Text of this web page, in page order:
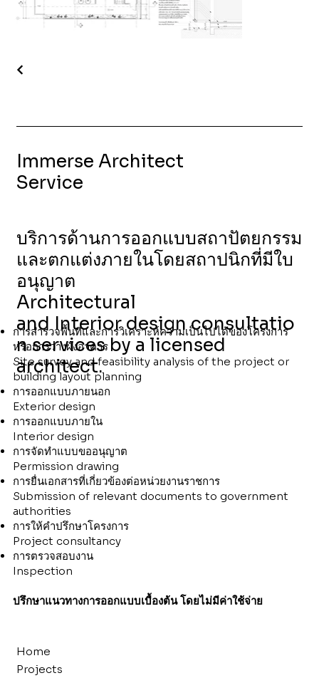
Immerse Architect
Service
บริการด้านการออกแบบสถาปัตยกรรม
และตกแต่งภายในโดยสถาปนิกที่มีใบ
อนุญาต
Architectural
and Interior design consultatio
n services by a licensed
architect.
การสำรวจพื้นที่และการวิเคราะห์ความเป็นไปได้ของโครงการ
หรือการวางผังอาคาร
Site survey and feasibility analysis of the project or
building layout planning
การออกแบบภายนอก
Exterior design
การออกแบบภายใน
Interior design
การจัดทำแบบขออนุญาต
Permission drawing
การยื่นเอกสารที่เกี่ยวข้องต่อหน่วยงานราชการ
Submission of relevant documents to government
authorities
การให้คำปรึกษาโครงการ
Project consultancy
การตรวจสอบงาน
Inspection
ปรึกษาแนวทางการออกแบบเบื้องต้น โดยไม่มีค่าใช้จ่าย
Home
Projects